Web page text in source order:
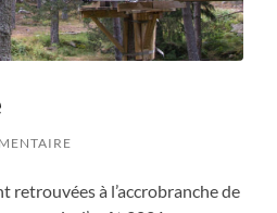
retrouvées à l’accrobranche de